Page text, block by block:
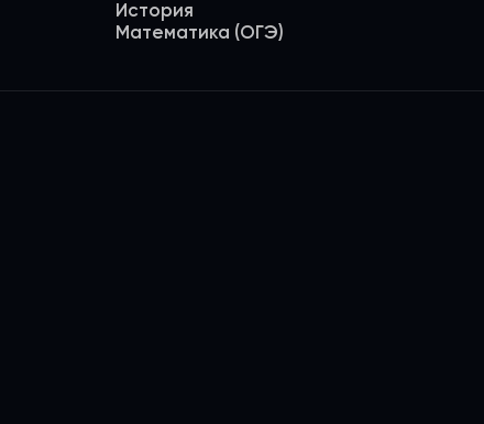
История
Математика (ОГЭ)